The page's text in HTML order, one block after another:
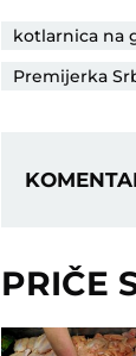
kotlarnica na
Premijerka
PRIČE